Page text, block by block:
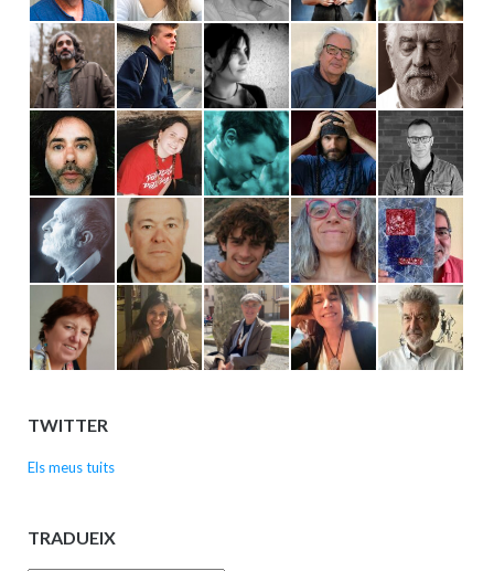
TWITTER
Els meus tuits
TRADUEIX